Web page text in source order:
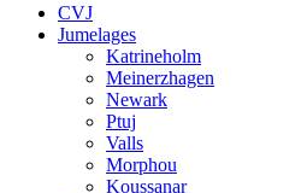
CVJ
Jumelages
Katrineholm
Meinerzhagen
Newark
Ptuj
Valls
Morphou
Koussanar